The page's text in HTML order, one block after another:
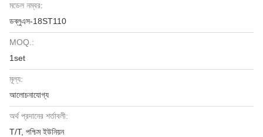
মডেল নম্বর:
ডব্লুএস-18ST110
MOQ.:
1set
মূল্য:
আলোচনাযোগ্য
অর্থ প্রদানের শর্তাবলী:
T/T, পশ্চিম ইউনিয়ন